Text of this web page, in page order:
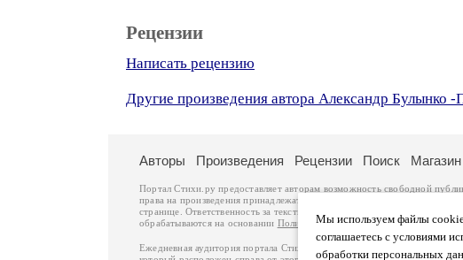
Рецензии
Написать рецензию
Другие произведения автора Александр Булынко -
Мы используем файлы cookie
соглашаетесь с условиями
обработки персональных
Авторы Произведения Рецензии Поиск Магазин
Портал Стихи.ру предоставляет авторам возможность свободной
права на произведения принадлежат авторам и охраняются
.
странице. Ответственность за тексты произведений авторы несут
обрабатываются на основании Политики обработки персональных
Ежедневная аудитория портала Стихи.ру – порядка 200 тысяч